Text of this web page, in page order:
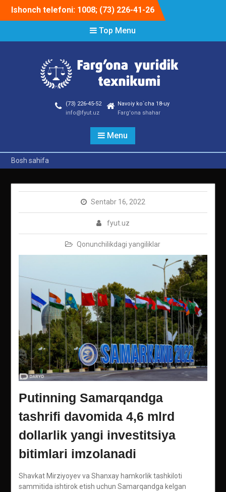
Ishonch telefoni: 1008; (73) 226-41-26
Top Menu
(73) 226-45-52
info@fyut.uz
Navoiy ko`cha 18-uy
Farg'ona shahar
Menu
Bosh sahifa
Sentabr 16, 2022
fyut.uz
Qonunchilikdagi yangiliklar
Putinning Samarqandga
tashrifi davomida 4,6 mlrd
dollarlik yangi investitsiya
bitimlari imzolanadi
Shavkat Mirziyoyev va Shanxay hamkorlik tashkiloti
sammitida ishtirok etish uchun Samarqandga kelgan